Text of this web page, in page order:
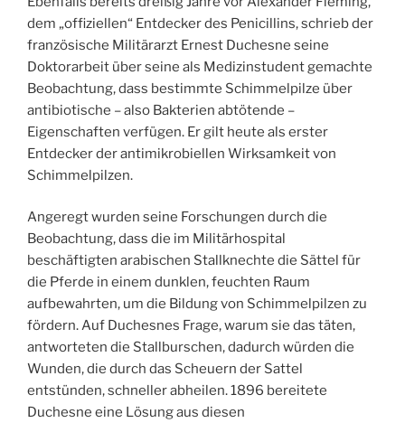
dem „offiziellen“ Entdecker des Penicillins, schrieb der
französische Militärarzt Ernest Duchesne seine
Doktorarbeit über seine als Medizinstudent gemachte
Beobachtung, dass bestimmte Schimmelpilze über
antibiotische – also Bakterien abtötende –
Eigenschaften verfügen. Er gilt heute als erster
Entdecker der antimikrobiellen Wirksamkeit von
Schimmelpilzen.
Angeregt wurden seine Forschungen durch die
Beobachtung, dass die im Militärhospital
beschäftigten arabischen Stallknechte die Sättel für
die Pferde in einem dunklen, feuchten Raum
aufbewahrten, um die Bildung von Schimmelpilzen zu
fördern. Auf Duchesnes Frage, warum sie das täten,
antworteten die Stallburschen, dadurch würden die
Wunden, die durch das Scheuern der Sattel
entstünden, schneller abheilen. 1896 bereitete
Duchesne eine Lösung aus diesen